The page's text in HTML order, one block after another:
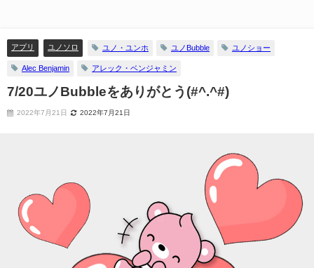
アプリ ユノソロ ユノ・ユンホ ユノBubble ユノショー
Alec Benjamin アレック・ベンジャミン
7/20ユノBubbleをありがとう(#^.^#)
2022年7月21日 2022年7月21日